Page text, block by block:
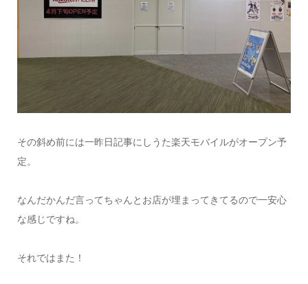
その斜め前には一昨日記事にしうた楽天モバイルがオープン予
定。
なんだかんだ言ってちゃんとお店が埋まってきてるので一安心
な感じですね。
それではまた！